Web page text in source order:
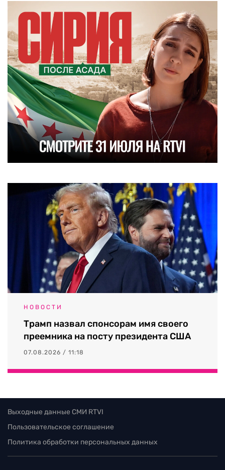
НОВОСТИ
Трамп назвал спонсорам имя своего
преемника на посту президента США
07.08.2026 / 11:18
Выходные данные СМИ RTVI
Пользовательское соглашение
Политика обработки персональных данных